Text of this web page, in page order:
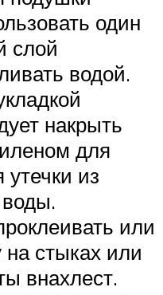
один
слой
водой.
накрыть
для
из
или
на стыках или
внахлест.